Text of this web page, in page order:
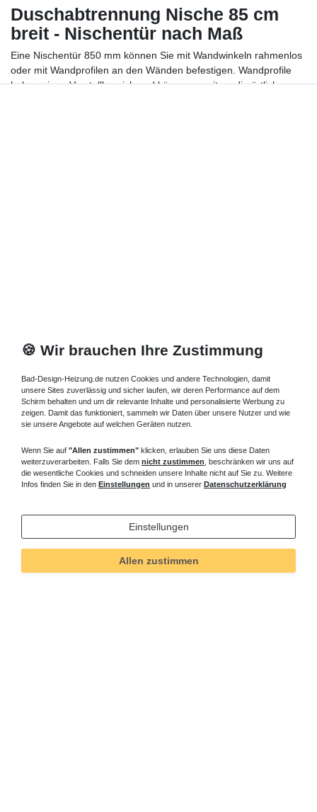
Duschabtrennung Nische 85 cm
breit - Nischentür nach Maß
Eine Nischentür 850 mm können Sie mit Wandwinkeln rahmenlos
oder mit Wandprofilen an den Wänden befestigen. Wandprofile
haben einen Verstellbereich und können somit an die örtlichen
mm in verschiedenen Breiten und Ausführungen, auch mit
Rinnenablauf und von superflach bodengleich bis tief sind
ebenerdig direkt auf den Fliesen montiert werden. Für diese
Montage derDuschtür 85cm eignen sich vor allem die unten
rahmenlosen Modelle der Nischentür 850 mm.
an, wir beraten Sie gern.
Versand und Zahlung
🍪 Wir brauchen Ihre Zustimmung
Bad-Design-Heizung.de nutzen Cookies und andere Technologien, damit
unsere Sites zuverlässig und sicher laufen, wir deren Performance auf dem
Schirm behalten und um dir relevante Inhalte und personalisierte Werbung zu
zeigen. Damit das funktioniert, sammeln wir Daten über unsere Nutzer und wie
sie unsere Angebote auf welchen Geräten nutzen.
Wenn Sie auf "Allen zustimmen" klicken, erlauben Sie uns diese Daten
weiterzuverarbeiten. Falls Sie dem nicht zustimmen , beschränken wir uns auf
die wesentliche Cookies und schneiden unsere Inhalte nicht auf Sie zu. Weitere
Infos finden Sie in den Einstellungen und in unserer Datenschutzerklärung
Einstellungen
Allen zustimmen